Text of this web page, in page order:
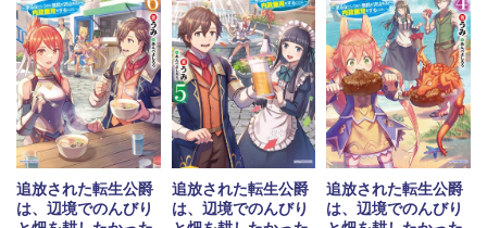
追放された転生公爵
は、辺境でのんびり
追放された転生公爵
は、辺境でのんびり
追放された転生公爵
は、辺境でのんびり